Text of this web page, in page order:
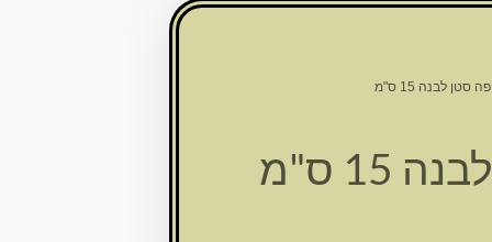
סטן לבנה 15 ס"מ
15 ס"מ